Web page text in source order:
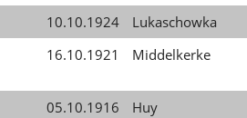
10.10.1924
Lukaschowka
16.10.1921 Middelkerke
05.10.1916 Huy